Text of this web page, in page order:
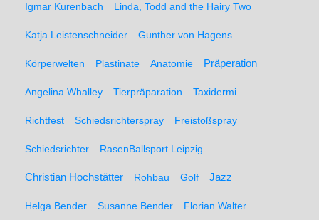
Igmar Kurenbach Linda, Todd and the Hairy Two
Katja Leistenschneider Gunther von Hagens
Körperwelten Plastinate Anatomie Präperation
Angelina Whalley Tierpräparation Taxidermi
Richtfest Schiedsrichterspray Freistoßspray
Schiedsrichter RasenBallsport Leipzig
Christian Hochstätter Rohbau Golf Jazz
Helga Bender Susanne Bender Florian Walter